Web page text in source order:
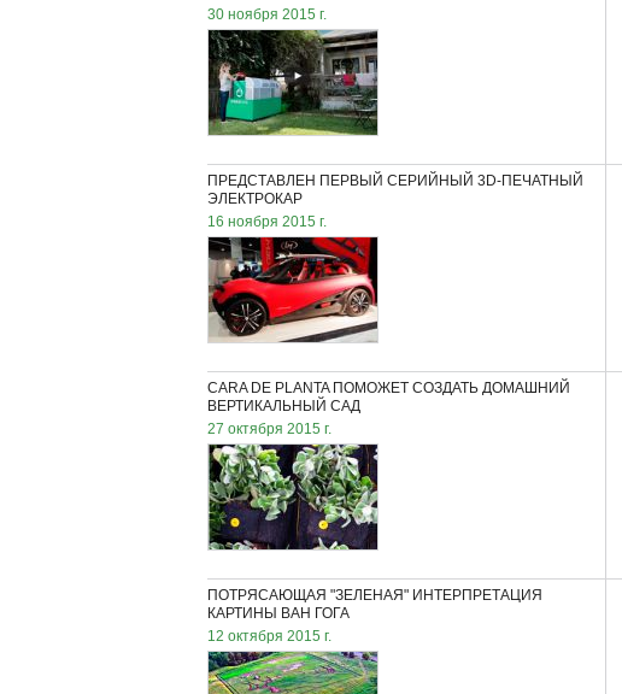
30 ноября 2015 г.
ПРЕДСТАВЛЕН ПЕРВЫЙ СЕРИЙНЫЙ 3D-ПЕЧАТНЫЙ
ЭЛЕКТРОКАР
16 ноября 2015 г.
CARA DE PLANTA ПОМОЖЕТ СОЗДАТЬ ДОМАШНИЙ
ВЕРТИКАЛЬНЫЙ САД
27 октября 2015 г.
ПОТРЯСАЮЩАЯ "ЗЕЛЕНАЯ" ИНТЕРПРЕТАЦИЯ
КАРТИНЫ ВАН ГОГА
12 октября 2015 г.